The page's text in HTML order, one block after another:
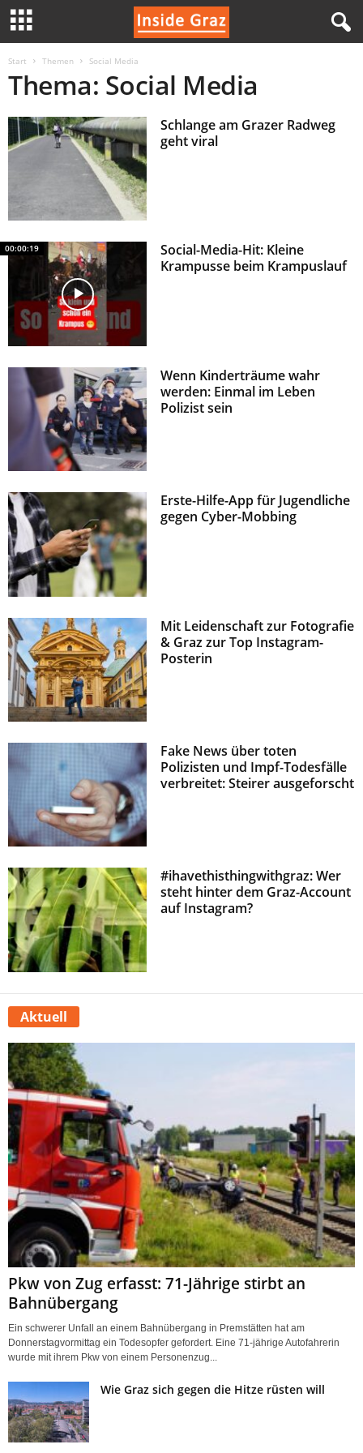
e
Start Themen Social Media
Thema: Social Media
Schlange am Grazer Radweg
geht viral
00:00:19
Social-Media-Hit: Kleine
Krampusse beim Krampuslauf
Wenn Kinderträume wahr
werden: Einmal im Leben
Polizist sein
Erste-Hilfe-App für Jugendliche
gegen Cyber-Mobbing
Mit Leidenschaft zur Fotografie
& Graz zur Top Instagram-
Posterin
Fake News über toten
Polizisten und Impf-Todesfälle
verbreitet: Steirer ausgeforscht
#ihavethisthingwithgraz: Wer
steht hinter dem Graz-Account
auf Instagram?
Aktuell
Pkw von Zug erfasst: 71-Jährige stirbt an
Bahnübergang
Ein schwerer Unfall an einem Bahnübergang in Premstätten hat am
Donnerstagvormittag ein Todesopfer gefordert. Eine 71-jährige Autofahrerin
wurde mit ihrem Pkw von einem Personenzug...
Wie Graz sich gegen die Hitze rüsten will